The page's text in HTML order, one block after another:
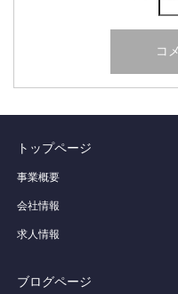
トップページ
事業概要
会社情報
求人情報
ブログページ